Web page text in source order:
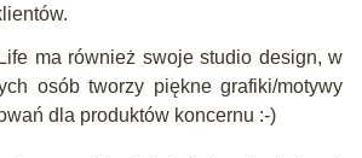
ma również swoje studio design, w
osób tworzy piękne grafiki/motywy
dla produktów koncernu :-)